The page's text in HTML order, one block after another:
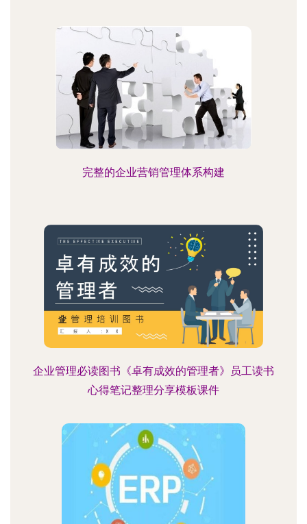
完整的企业营销管理体系构建
企业管理必读图书《卓有成效的管理者》员工读书
心得笔记整理分享模板课件